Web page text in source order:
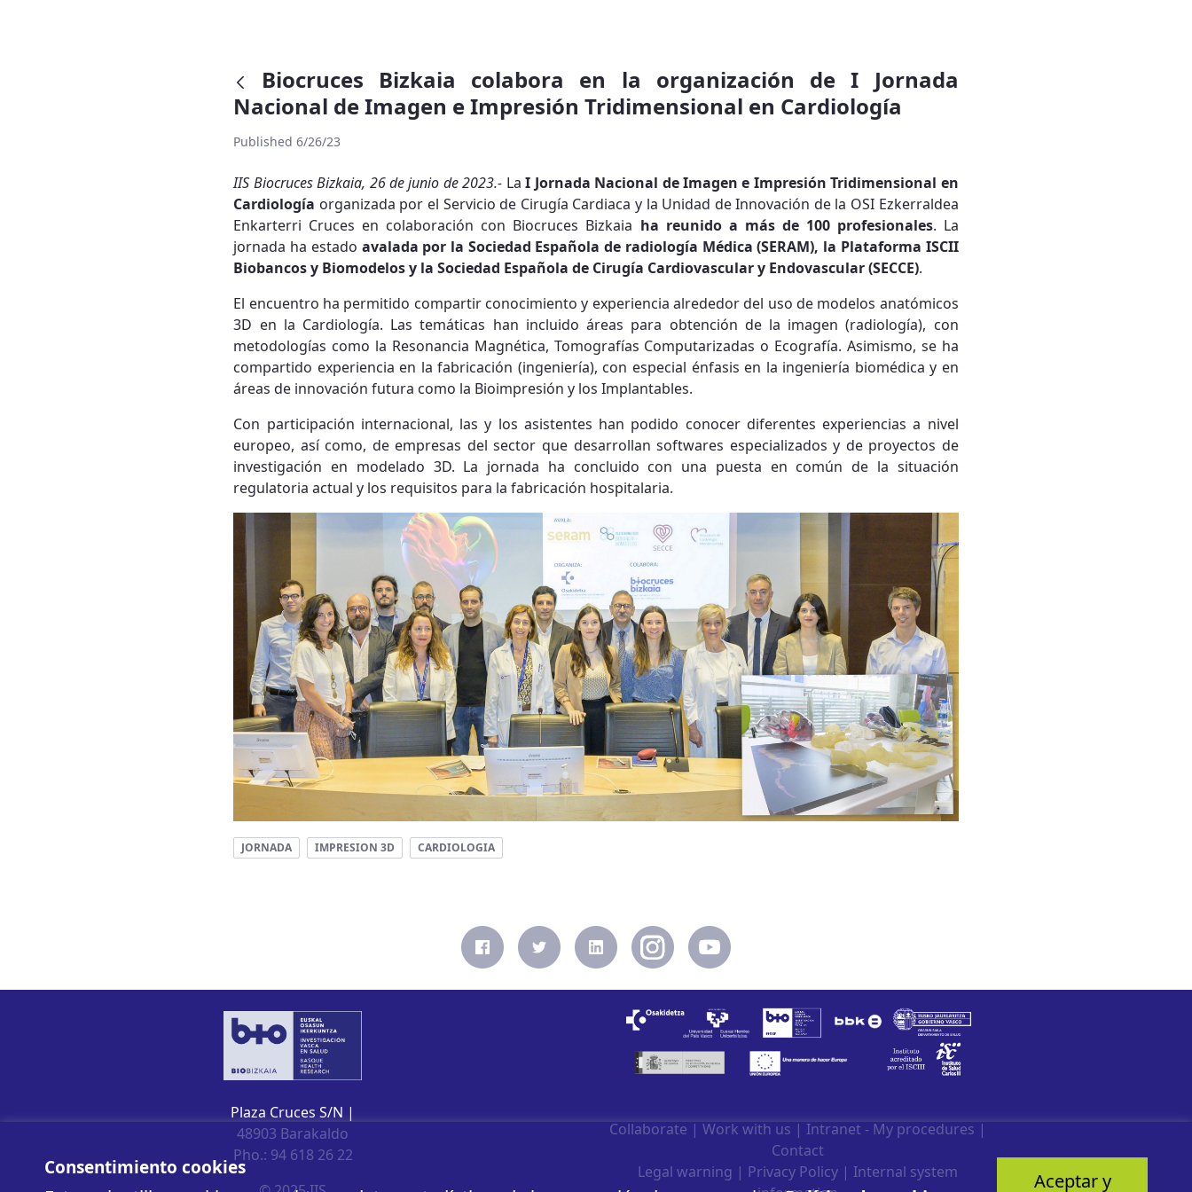
Biocruces Bizkaia colabora en la organización de I Jornada
Nacional de Imagen e Impresión Tridimensional en Cardiología
Published 6/26/23
IIS Biocruces Bizkaia, 26 de junio de 2023.- LaI Jornada Nacional de Imagen e Impresión Tridimensional en
Cardiología organizada por el Servicio de Cirugía Cardiaca y la Unidad de Innovación de la OSI Ezkerraldea
Enkarterri Cruces en colaboración con Biocruces Bizkaia ha reunido a más de 100 profesionales. La
jornada ha estado avalada por la Sociedad Española de radiología Médica (SERAM), la Plataforma ISCII
Biobancos y Biomodelos y la Sociedad Española de Cirugía Cardiovascular y Endovascular (SECCE).
El encuentro ha permitido compartir conocimiento y experiencia alrededor del uso de modelos anatómicos
3D en la Cardiología. Las temáticas han incluido áreas para obtención de la imagen (radiología), con
metodologías como la Resonancia Magnética, Tomografías Computarizadas o Ecografía. Asimismo, se ha
compartido experiencia en la fabricación (ingeniería), con especial énfasis en la ingeniería biomédica y en
áreas de innovación futura como la Bioimpresión y los Implantables.
Con participación internacional, las y los asistentes han podido conocer diferentes experiencias a nivel
europeo, así como, de empresas del sector que desarrollan softwares especializados y de proyectos de
investigación en modelado 3D. La jornada ha concluido con una puesta en común de la situación
regulatoria actual y los requisitos para la fabricación hospitalaria.
JORNADA IMPRESION 3D CARDIOLOGIA
Plaza Cruces S/N |
48903 Barakaldo
Pho.: 94 618 26 22
Consentimiento cookies
Aceptar y
Collaborate |Work with us | Intranet - My procedures |
Contact
Legal warning | Privacy Policy | Internal system